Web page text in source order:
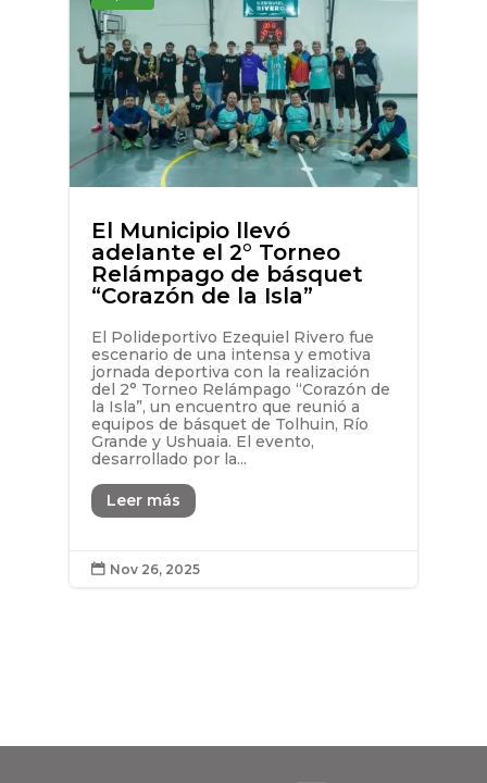
El Municipio llevó
adelante el 2° Torneo
Relámpago de básquet
“Corazón de la Isla”
El Polideportivo Ezequiel Rivero fue
escenario de una intensa y emotiva
jornada deportiva con la realización
del 2° Torneo Relámpago “Corazón de
la Isla”, un encuentro que reunió a
equipos de básquet de Tolhuin, Río
Grande y Ushuaia. El evento,
desarrollado por la...
Leer más
 Nov 26, 2025